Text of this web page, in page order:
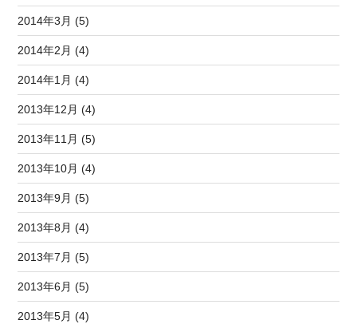
2014年3月 (5)
2014年2月 (4)
2014年1月 (4)
2013年12月 (4)
2013年11月 (5)
2013年10月 (4)
2013年9月 (5)
2013年8月 (4)
2013年7月 (5)
2013年6月 (5)
2013年5月 (4)